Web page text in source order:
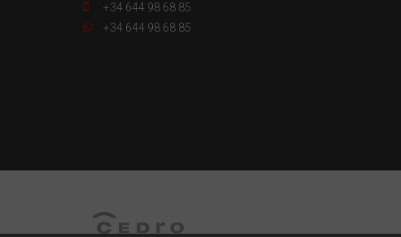
+34 644 98 68 85
+34 644 98 68 85